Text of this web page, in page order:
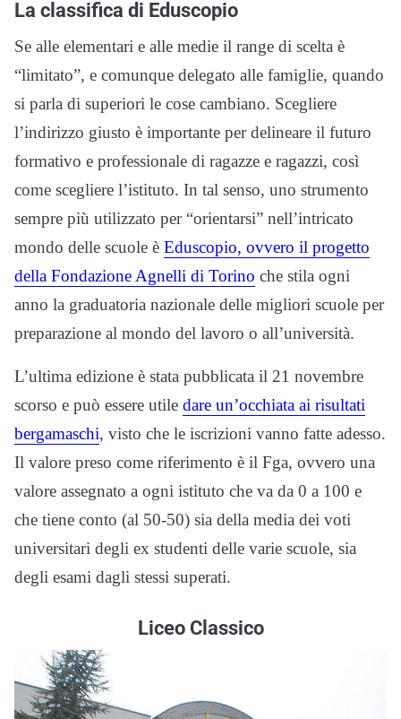
La classifica di Eduscopio
Se alle elementari e alle medie il range di scelta è
“limitato”, e comunque delegato alle famiglie, quando
si parla di superiori le cose cambiano. Scegliere
l’indirizzo giusto è importante per delineare il futuro
formativo e professionale di ragazze e ragazzi, così
come scegliere l’istituto. In tal senso, uno strumento
sempre più utilizzato per “orientarsi” nell’intricato
mondo delle scuole è Eduscopio, ovvero il progetto
della Fondazione Agnelli di Torino che stila ogni
anno la graduatoria nazionale delle migliori scuole per
preparazione al mondo del lavoro o all’università.
L’ultima edizione è stata pubblicata il 21 novembre
scorso e può essere utile dare un’occhiata ai risultati
bergamaschi, visto che le iscrizioni vanno fatte adesso.
Il valore preso come riferimento è il Fga, ovvero una
valore assegnato a ogni istituto che va da 0 a 100 e
che tiene conto (al 50-50) sia della media dei voti
universitari degli ex studenti delle varie scuole, sia
degli esami dagli stessi superati.
Liceo Classico